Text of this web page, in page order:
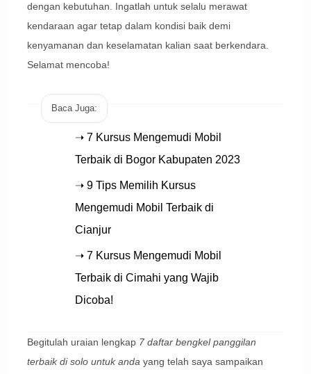
dengan kebutuhan. Ingatlah untuk selalu merawat
kendaraan agar tetap dalam kondisi baik demi
kenyamanan dan keselamatan kalian saat berkendara.
Selamat mencoba!
Baca Juga:
➝ 7 Kursus Mengemudi Mobil
Terbaik di Bogor Kabupaten 2023
➝ 9 Tips Memilih Kursus
Mengemudi Mobil Terbaik di
Cianjur
➝ 7 Kursus Mengemudi Mobil
Terbaik di Cimahi yang Wajib
Dicoba!
Begitulah uraian lengkap 7 daftar bengkel panggilan
terbaik di solo untuk anda yang telah saya sampaikan